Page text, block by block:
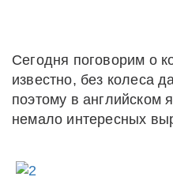
Сегодня поговорим о
известно, без колеса
поэтому в английском
немало интересных